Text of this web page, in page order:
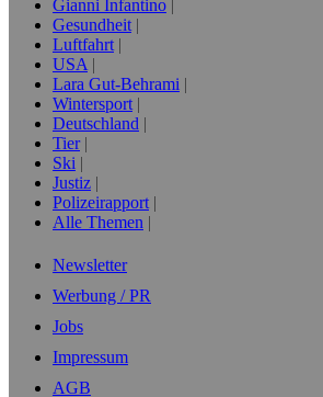
Gianni Infantino
Gesundheit
Luftfahrt
USA
Lara Gut-Behrami
Wintersport
Deutschland
Tier
Ski
Justiz
Polizeirapport
Alle Themen
Newsletter
Werbung / PR
Jobs
Impressum
AGB